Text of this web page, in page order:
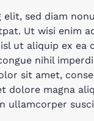
sed diam
Ut wisi enim
ut aliquip ex ea
nihil
sit amet,
dolore magna
ullamcorper